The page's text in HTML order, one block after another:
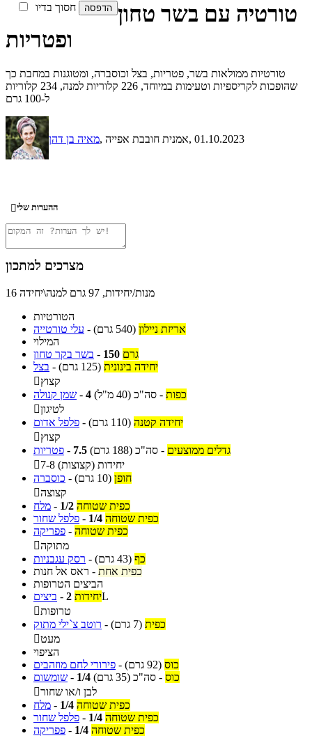
חסוך בדיו
טורטיה עם בשר טחון
ופטריות
טורטיות ממולאות בשר, פטריות, בצל וכוסברה, ומטוגנות במחבת כך
שהופכות לקריספיות וטעימות במיוחד, 226 קלוריות למנה, 234 קלוריות
ל-100 גרם
מאיה בן דהן , אמנית חובבת אפייה, 01.10.2023
ההערות שלי
מצרכים למתכון
16 מנות/יחידות, 97 גרם למנה\יחידה
הטורטיות
עלי טורטייה - אריזת ניילון (540 גרם)
המילוי
בשר בקר טחון - 150 גרם
בצל - יחידה בינונית (125 גרם)
קצוץ
שמן קנולה - 4 כפות - סה"כ (40 מ"ל)
לטיגון
פלפל אדום - יחידה קטנה (110 גרם)
קצוץ
פטריות - 7.5 גדלים ממוצעים - סה"כ (188 גרם)

7-8 יחידות (קצוצות)
כוסברה - חופן (10 גרם)
קצוצה
מלח - 1/2 כפית שטוחה
פלפל שחור - 1/4 כפית שטוחה
פפריקה - כפית שטוחה
מתוקה
רסק עגבניות - כף (43 גרם)
ראס אל חנות - כפית אחת
הביצים הטרופות
ביצים - 2 יחידותL
טרופות
רוטב צ`ילי מתוק - כפית (7 גרם)
מעט
הציפוי
פירורי לחם מוזהבים - כוס (92 גרם)
שומשום - 1/4 כוס - סה"כ (35 גרם)
לבן ו/או שחור
מלח - 1/4 כפית שטוחה
פלפל שחור - 1/4 כפית שטוחה
פפריקה - 1/4 כפית שטוחה